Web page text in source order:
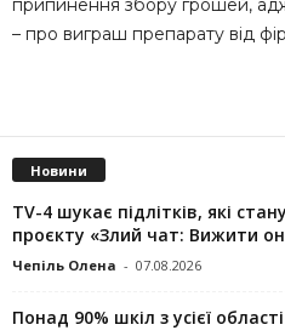
припинення збору грошей,
– про виграш препарату від
Новини
TV-4 шукає підлітків, які
проєкту «Злий чат: Вижити
Чепіль Олена - 07.08.2026
Понад 90% шкіл з усієї